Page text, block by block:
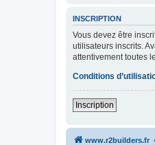
INSCRIPTION
Vous devez être
utilisateurs inscrits.
attentivement toutes
Conditions
Inscription
www.r2builders.fr